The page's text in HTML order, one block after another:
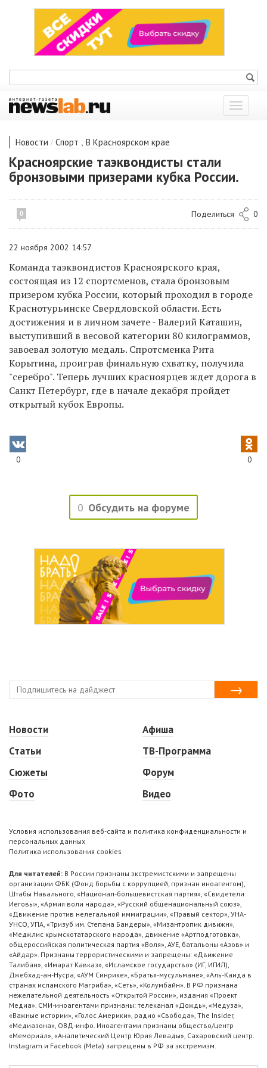
Показать
меню
Новости / Спорт , В Красноярском крае
Красноярские таэквондисты стали
бронзовыми призерами кубка России.
0 Поделиться 0
22 ноября 2002 14:57
Команда таэквондистов Красноярского края,
состоящая из 12 спортсменов, стала бронзовым
призером кубка России, который проходил в городе
Краснотурьинске Свердловской области. Есть
достижения и в личном зачете - Валерий Каташин,
выступивший в весовой категории 80 килограммов,
завоевал золотую медаль. Спротсменка Рита
Корытина, проиграв финальную схватку, получила
"серебро". Теперь лучших красноярцев ждет дорога в
Санкт Петербург, где в начале декабря пройдет
открытый кубок Европы.
0 0
0 Обсудить на форуме
Новости
Статьи
Сюжеты
Фото
Афиша
ТВ-Программа
Форум
Видео
Условия использования веб-сайта и политика конфиденциальности и
персональных данных
Политика использования cookies
Для читателей: В России признаны экстремистскими и запрещены
организации ФБК (Фонд борьбы с коррупцией, признан иноагентом),
Штабы Навального, «Национал-большевистская партия», «Свидетели
Иеговы», «Армия воли народа», «Русский общенациональный союз»,
«Движение против нелегальной иммиграции», «Правый сектор», УНА-
УНСО, УПА, «Тризуб им. Степана Бандеры», «Мизантропик дивижн»,
«Меджлис крымскотатарского народа», движение «Артподготовка»,
общероссийская политическая партия «Воля», АУЕ, батальоны «Азов» и
«Айдар». Признаны террористическими и запрещены: «Движение
Талибан», «Имарат Кавказ», «Исламское государство» (ИГ, ИГИЛ),
Джебхад-ан-Нусра, «АУМ Синрике», «Братья-мусульмане», «Аль-Каида в
странах исламского Магриба», «Сеть», «Колумбайн». В РФ признана
нежелательной деятельность «Открытой России», издания «Проект
Медиа». СМИ-иноагентами признаны: телеканал «Дождь», «Медуза»,
«Важные истории», «Голос Америки», радио «Свобода», The Insider,
«Медиазона», ОВД-инфо. Иноагентами признаны общество/центр
«Мемориал», «Аналитический Центр Юрия Левады», Сахаровский центр.
Instagram и Facebook (Metа) запрещены в РФ за экстремизм.